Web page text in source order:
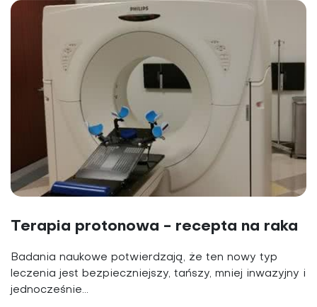
Terapia protonowa - recepta na raka
Badania naukowe potwierdzają, że ten nowy typ
leczenia jest bezpieczniejszy, tańszy, mniej inwazyjny i
jednocześnie...